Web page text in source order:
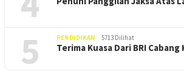
5 PENDIDIKAN 5713 Dilihat
Terima Kuasa Dari BRI